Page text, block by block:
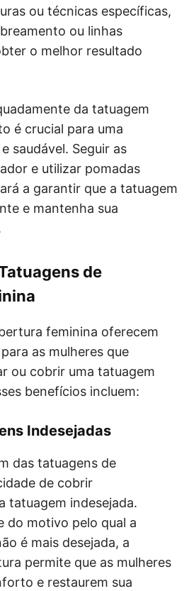
ou técnicas específicas,
ou linhas
o melhor resultado
da tatuagem
é crucial para uma
saudável. Seguir as
e utilizar pomadas
a garantir que a tatuagem
e mantenha sua
de
feminina oferecem
as mulheres que
ou cobrir uma tatuagem
benefícios incluem:
Indesejadas
das tatuagens de
de cobrir
tatuagem indesejada.
do motivo pelo qual a
é mais desejada, a
permite que as mulheres
e restaurem sua